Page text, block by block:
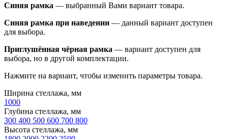
Синяя рамка — выбранный Вами вариант товара.
Синяя рамка при наведении — данный вариант доступен
для выбора.
Приглушённая чёрная рамка — вариант доступен для
выбора, но в другой комплектации.
Нажмите на вариант, чтобы изменить параметры товара.
Ширина стеллажа, мм
1000
Глубина стеллажа, мм
300 400 500 600 700 800
Высота стеллажа, мм